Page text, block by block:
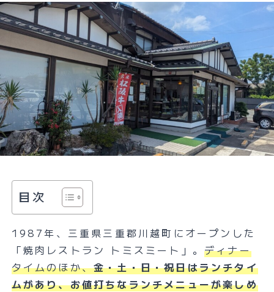
目次
1987年、三重県三重郡川越町にオープンした
「焼肉レストラン トミスミート」。ディナー
タイムのほか、金・土・日・祝日はランチタイ
ムがあり、お値打ちなランチメニューが楽しめ